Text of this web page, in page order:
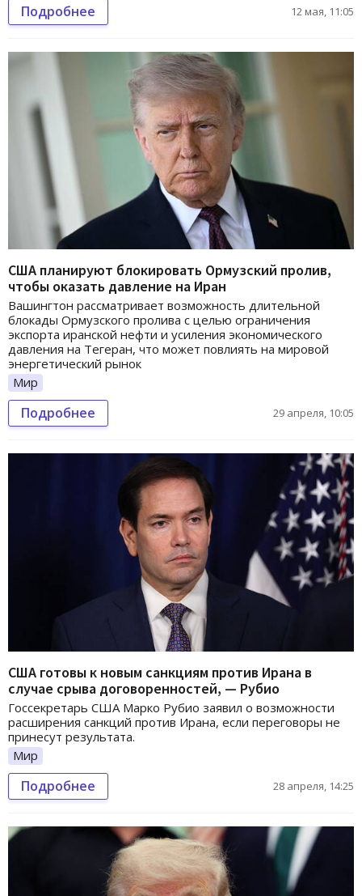
Подробнее 12 мая, 11:05
США планируют блокировать Ормузский пролив,
чтобы оказать давление на Иран
Вашингтон рассматривает возможность длительной
блокады Ормузского пролива с целью ограничения
экспорта иранской нефти и усиления экономического
давления на Тегеран, что может повлиять на мировой
энергетический рынок
Мир
Подробнее 29 апреля, 10:05
США готовы к новым санкциям против Ирана в
случае срыва договоренностей, — Рубио
Госсекретарь США Марко Рубио заявил о возможности
расширения санкций против Ирана, если переговоры не
принесут результата.
Мир
Подробнее 28 апреля, 14:25